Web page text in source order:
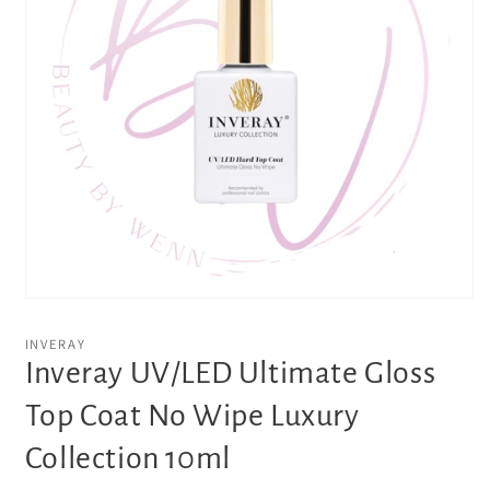
openen
in
modaal
INVERAY
Inveray UV/LED Ultimate Gloss
Top Coat No Wipe Luxury
Collection 10ml